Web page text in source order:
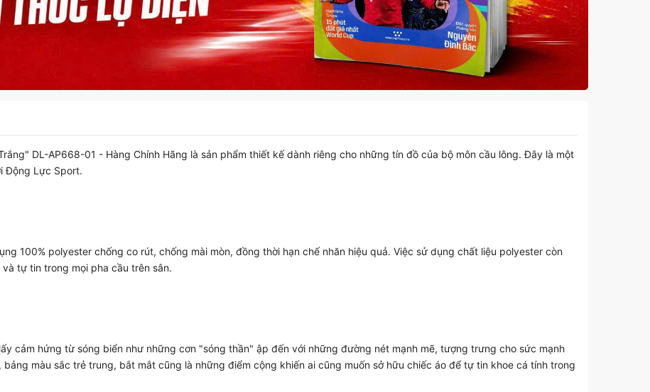
DL-AP668-01 - Hàng Chính Hãng là sản phẩm thiết kế dành riêng cho những tín đồ của bộ môn cầu lông. Đây là một
Động Lực Sport.
100% polyester chống co rút, chống mài mòn, đồng thời hạn chế nhăn hiệu quả. Việc sử dụng chất liệu polyester còn
tự tin trong mọi pha cầu trên sân.
cảm hứng từ sóng biển như những cơn "sóng thần" ập đến với những đường nét mạnh mẽ, tượng trưng cho sức mạnh
màu sắc trẻ trung, bắt mắt cũng là những điểm cộng khiến ai cũng muốn sở hữu chiếc áo để tự tin khoe cá tính trong